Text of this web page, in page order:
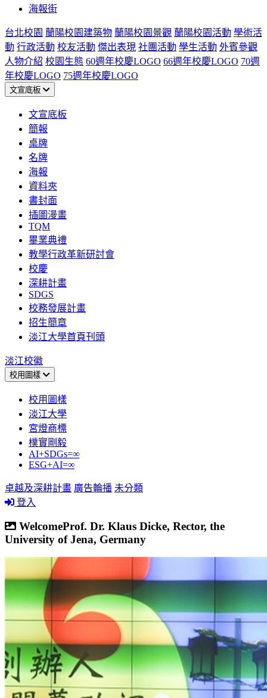
海報街
台北校園 蘭陽校園建築物 蘭陽校園景觀 蘭陽校園活動 學術活
動 行政活動 校友活動 傑出表現 社團活動 學生活動 外賓參觀
人物介紹 校園生態 60週年校慶LOGO 66週年校慶LOGO 70週
年校慶LOGO 75週年校慶LOGO
文宣底板
文宣底板
簡報
桌牌
名牌
海報
資料夾
書封面
插圖漫畫
TQM
畢業典禮
教學行政革新研討會
校慶
深耕計畫
SDGS
校務發展計畫
招生簡章
淡江大學首頁刊頭
淡江校徽
校用圖樣
校用圖樣
淡江大學
宮燈商標
樸實剛毅
AI+SDGs=∞
ESG+AI=∞
卓越及深耕計畫 廣告輪播 未分類
登入
WelcomeProf. Dr. Klaus Dicke, Rector, the
University of Jena, Germany